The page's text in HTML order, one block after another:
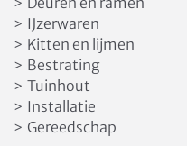
> IJzerwaren
> Kitten en lijmen
> Bestrating
> Tuinhout
> Installatie
> Gereedschap